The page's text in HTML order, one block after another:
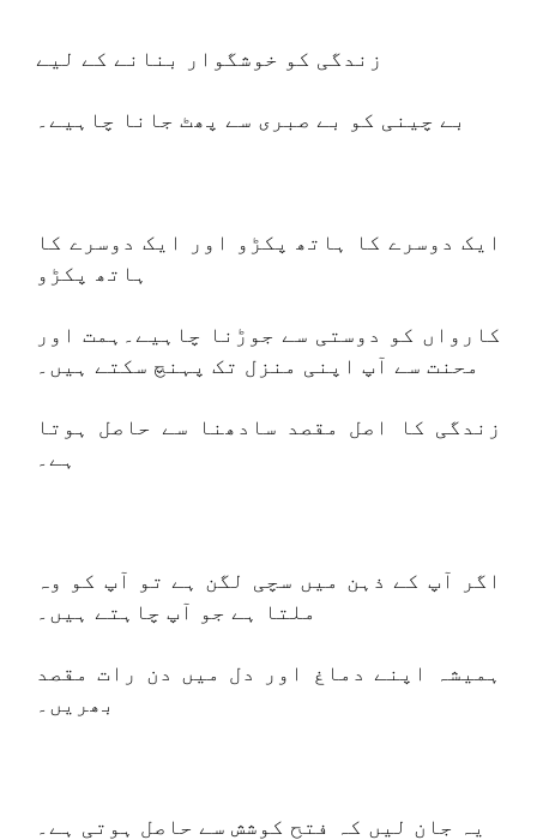
زندگی کو خوشگوار بنانے کے لیے
بے چینی کو بے صبری سے پھٹ جانا چاہیے۔
ایک دوسرے کا ہاتھ پکڑو اور ایک دوسرے کا
ہاتھ پکڑو
کارواں کو دوستی سے جوڑنا چاہیے۔ہمت اور
محنت سے آپ اپنی منزل تک پہنچ سکتے ہیں۔
زندگی کا اصل مقصد سادھنا سے حاصل ہوتا
ہے۔
اگر آپ کے ذہن میں سچی لگن ہے تو آپ کو وہ
ملتا ہے جو آپ چاہتے ہیں۔
ہمیشہ اپنے دماغ اور دل میں دن رات مقصد
بھریں۔
یہ جان لیں کہ فتح کوشش سے حاصل ہوتی ہے۔